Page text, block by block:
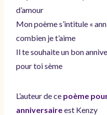
d’amour
Mon poème s’intitule «
combien je t’aime
Il te souhaite un bon
pour toi sème
L’auteur de ce poème
anniversaireest Kenzy